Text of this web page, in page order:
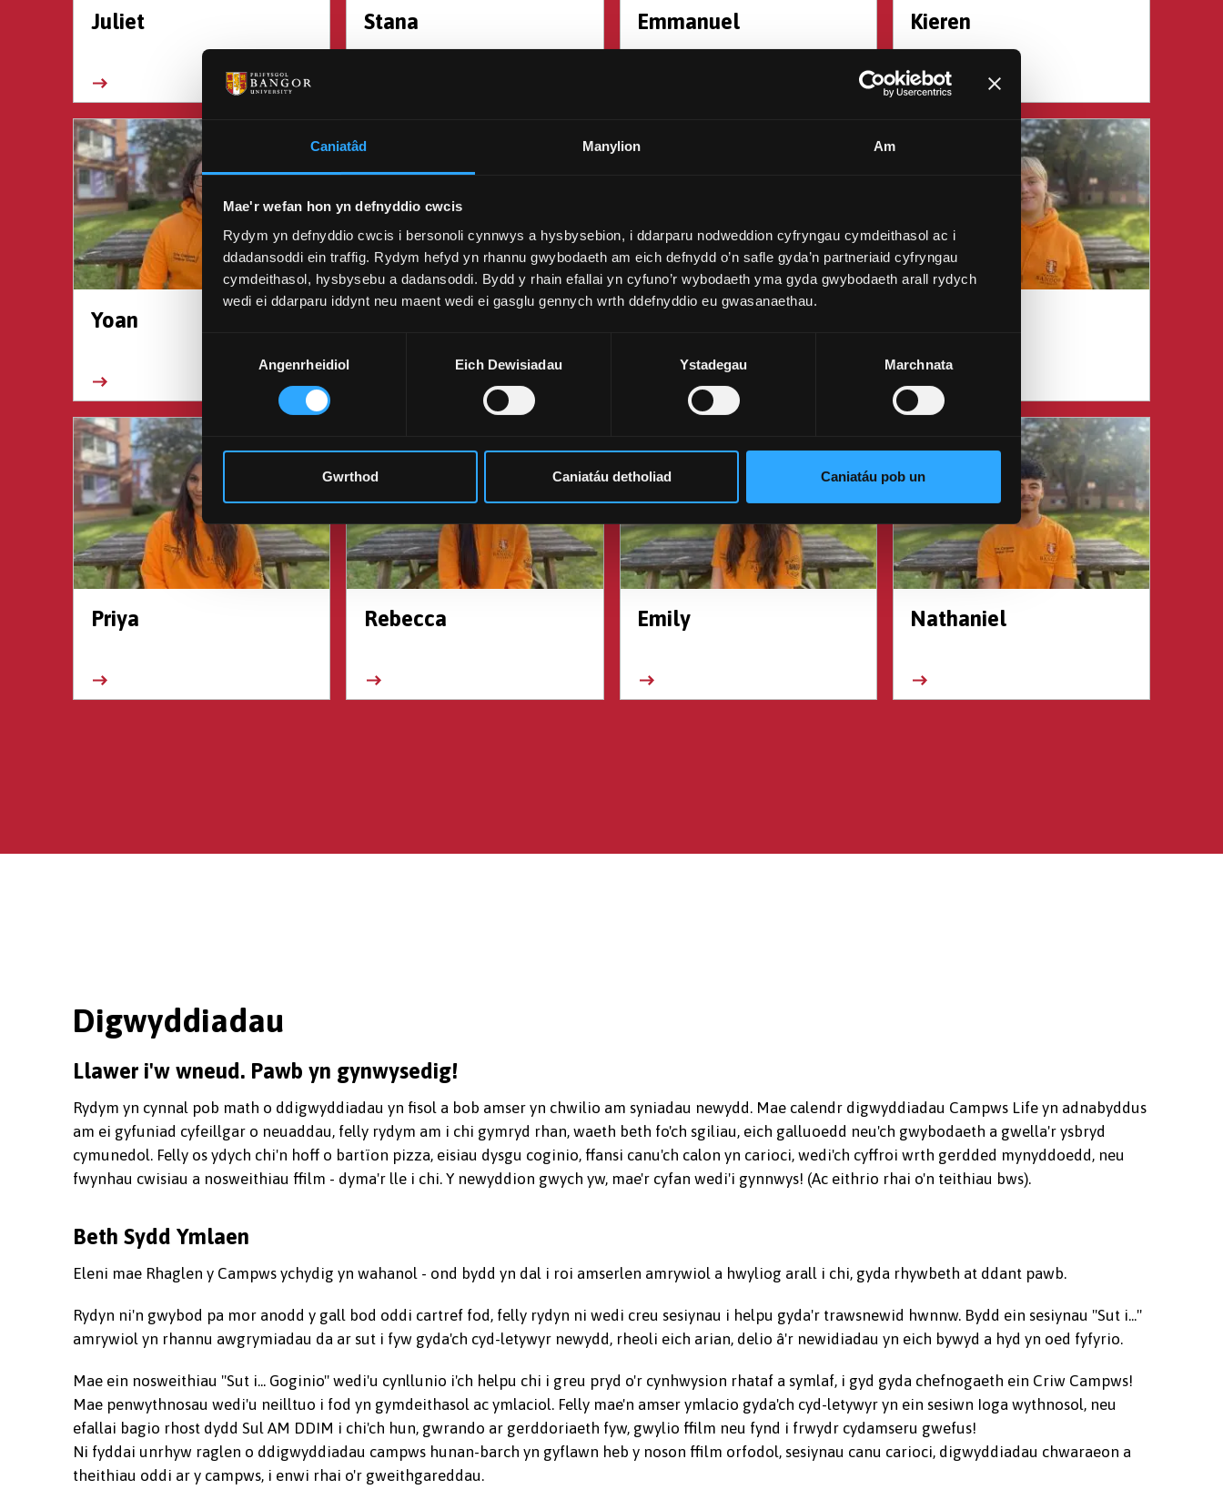
Caniatâd Manylion Am
Mae'r wefan hon yn defnyddio cwcis
Rydym yn defnyddio cwcis i bersonoli cynnwys a hysbysebion, i ddarparu nodweddion cyfryngau cymdeithasol ac i
ddadansoddi ein traffig. Rydym hefyd yn rhannu gwybodaeth am eich defnydd o’n safle gyda’n partneriaid cyfryngau
cymdeithasol, hysbysebu a dadansoddi. Bydd y rhain efallai yn cyfuno’r wybodaeth yma gyda gwybodaeth arall rydych
wedi ei ddarparu iddynt neu maent wedi ei gasglu gennych wrth ddefnyddio eu gwasanaethau.
Angenrheidiol Eich Dewisiadau Ystadegau Marchnata
Gwrthod Caniatáu detholiad Caniatáu pob un
Juliet Stana Emmanuel Kieren
Yoan
Priya Rebecca Emily Nathaniel
Digwyddiadau
Llawer i'w wneud. Pawb yn gynwysedig!
Rydym yn cynnal pob math o ddigwyddiadau yn fisol a bob amser yn chwilio am syniadau newydd. Mae calendr digwyddiadau Campws Life yn adnabyddus
am ei gyfuniad cyfeillgar o neuaddau, felly rydym am i chi gymryd rhan, waeth beth fo'ch sgiliau, eich galluoedd neu'ch gwybodaeth a gwella'r ysbryd
cymunedol. Felly os ydych chi'n hoff o bartïon pizza, eisiau dysgu coginio, ffansi canu'ch calon yn carioci, wedi'ch cyffroi wrth gerdded mynyddoedd, neu
fwynhau cwisiau a nosweithiau ffilm - dyma'r lle i chi. Y newyddion gwych yw, mae'r cyfan wedi'i gynnwys! (Ac eithrio rhai o'n teithiau bws).
Beth Sydd Ymlaen
Eleni mae Rhaglen y Campws ychydig yn wahanol - ond bydd yn dal i roi amserlen amrywiol a hwyliog arall i chi, gyda rhywbeth at ddant pawb.
Rydyn ni'n gwybod pa mor anodd y gall bod oddi cartref fod, felly rydyn ni wedi creu sesiynau i helpu gyda'r trawsnewid hwnnw. Bydd ein sesiynau "Sut i..."
amrywiol yn rhannu awgrymiadau da ar sut i fyw gyda'ch cyd-letywyr newydd, rheoli eich arian, delio â'r newidiadau yn eich bywyd a hyd yn oed fyfyrio.
Mae ein nosweithiau "Sut i... Goginio" wedi'u cynllunio i'ch helpu chi i greu pryd o'r cynhwysion rhataf a symlaf, i gyd gyda chefnogaeth ein Criw Campws!
Mae penwythnosau wedi'u neilltuo i fod yn gymdeithasol ac ymlaciol. Felly mae'n amser ymlacio gyda'ch cyd-letywyr yn ein sesiwn Ioga wythnosol, neu
efallai bagio rhost dydd Sul AM DDIM i chi'ch hun, gwrando ar gerddoriaeth fyw, gwylio ffilm neu fynd i frwydr cydamseru gwefus!
Ni fyddai unrhyw raglen o ddigwyddiadau campws hunan-barch yn gyflawn heb y noson ffilm orfodol, sesiynau canu carioci, digwyddiadau chwaraeon a
theithiau oddi ar y campws, i enwi rhai o'r gweithgareddau.